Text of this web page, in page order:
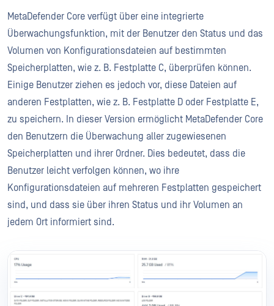
MetaDefender Core verfügt über eine integrierte
Überwachungsfunktion, mit der Benutzer den Status und das
Volumen von Konfigurationsdateien auf bestimmten
Speicherplatten, wie z. B. Festplatte C, überprüfen können.
Einige Benutzer ziehen es jedoch vor, diese Dateien auf
anderen Festplatten, wie z. B. Festplatte D oder Festplatte E,
zu speichern. In dieser Version ermöglicht MetaDefender Core
den Benutzern die Überwachung aller zugewiesenen
Speicherplatten und ihrer Ordner. Dies bedeutet, dass die
Benutzer leicht verfolgen können, wo ihre
Konfigurationsdateien auf mehreren Festplatten gespeichert
sind, und dass sie über ihren Status und ihr Volumen an
jedem Ort informiert sind.